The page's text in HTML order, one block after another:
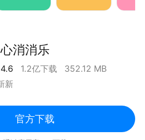
消消乐
4.6 1.2亿下载
352.12 MB
新
官方下载